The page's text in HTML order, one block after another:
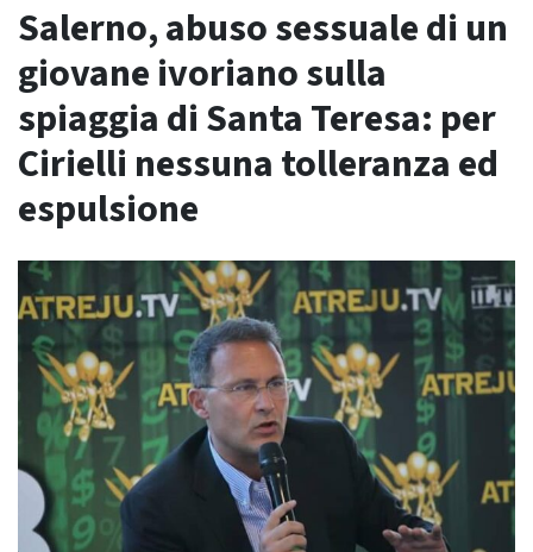
Salerno, abuso sessuale di un
giovane ivoriano sulla
spiaggia di Santa Teresa: per
Cirielli nessuna tolleranza ed
espulsione